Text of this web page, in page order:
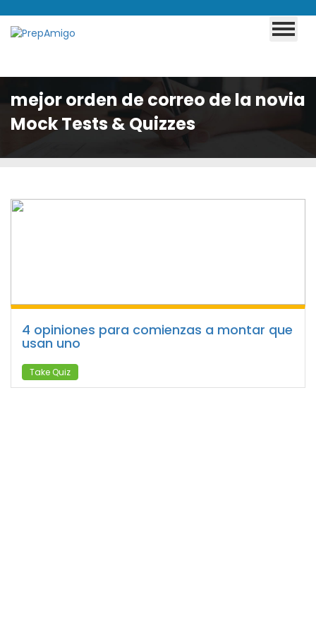
mejor orden de correo de la novia
Mock Tests & Quizzes
4 opiniones para comienzas a montar que
usan uno
Take Quiz